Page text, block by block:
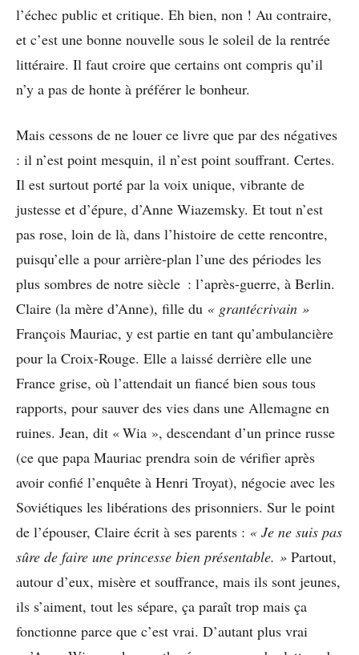
l’échec public et critique. Eh bien, non ! Au contraire,
et c’est une bonne nouvelle sous le soleil de la rentrée
littéraire. Il faut croire que certains ont compris qu’il
n’y a pas de honte à préférer le bonheur.
Mais cessons de ne louer ce livre que par des négatives
: il n’est point mesquin, il n’est point souffrant. Certes.
Il est surtout porté par la voix unique, vibrante de
justesse et d’épure, d’Anne Wiazemsky. Et tout n’est
pas rose, loin de là, dans l’histoire de cette rencontre,
puisqu’elle a pour arrière-plan l’une des périodes les
plus sombres de notre siècle : l’après-guerre, à Berlin.
Claire (la mère d’Anne), fille du « grantécrivain »
François Mauriac, y est partie en tant qu’ambulancière
pour la Croix-Rouge. Elle a laissé derrière elle une
France grise, où l’attendait un fiancé bien sous tous
rapports, pour sauver des vies dans une Allemagne en
ruines. Jean, dit « Wia », descendant d’un prince russe
(ce que papa Mauriac prendra soin de vérifier après
avoir confié l’enquête à Henri Troyat), négocie avec les
Soviétiques les libérations des prisonniers. Sur le point
de l’épouser, Claire écrit à ses parents : « Je ne suis pas
sûre de faire une princesse bien présentable. » Partout,
autour d’eux, misère et souffrance, mais ils sont jeunes,
ils s’aiment, tout les sépare, ça paraît trop mais ça
fonctionne parce que c’est vrai. D’autant plus vrai